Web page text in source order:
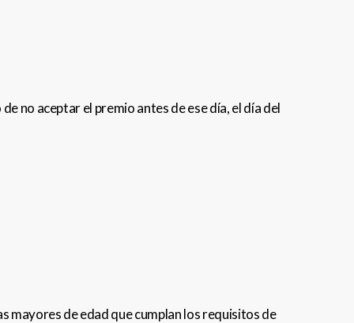
no aceptar el premio antes de ese día, el día del
mayores de edad que cumplan los requisitos de